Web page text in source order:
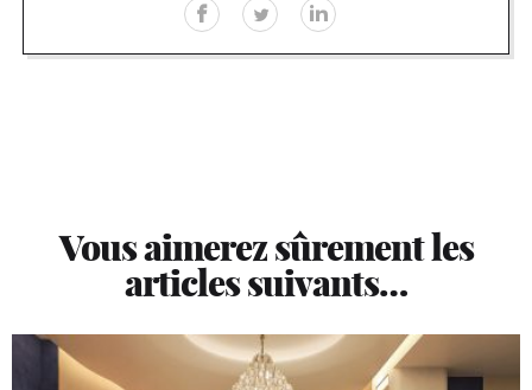
Vous aimerez sûrement les
articles suivants…